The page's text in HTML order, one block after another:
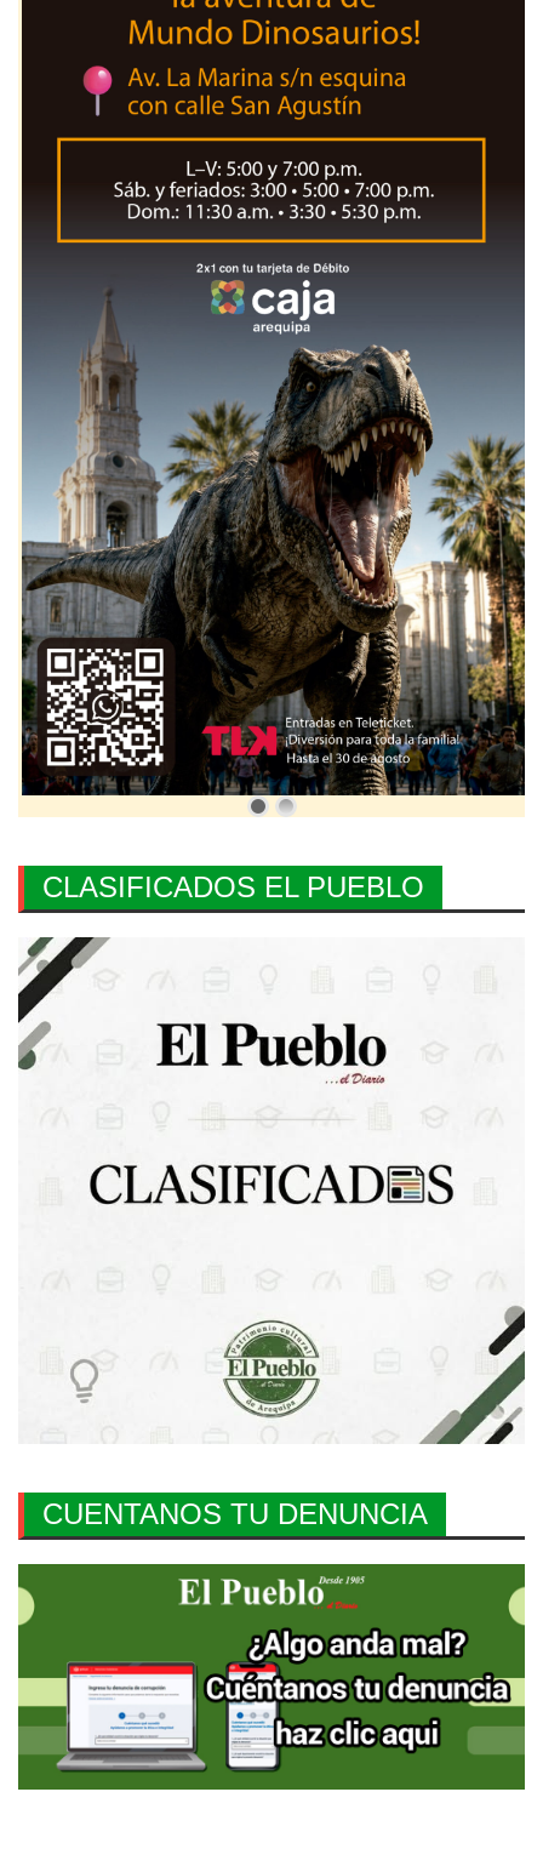
CLASIFICADOS EL PUEBLO
CUENTANOS TU DENUNCIA